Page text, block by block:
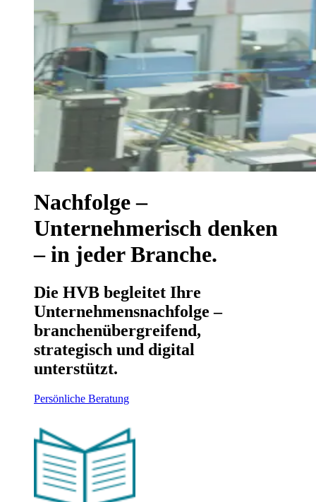
Nachfolge –
Unternehmerisch denken
– in jeder Branche.
Die HVB begleitet Ihre
Unternehmensnachfolge –
branchenübergreifend,
strategisch und digital
unterstützt.
Persönliche Beratung